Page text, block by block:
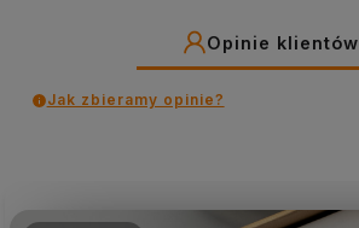
Opinie klientów
Jak zbieramy opinie?